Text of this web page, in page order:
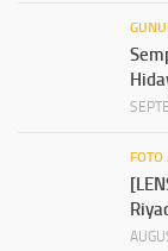
FOTO